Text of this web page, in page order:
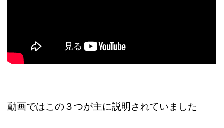
動画ではこの３つが主に説明されていました